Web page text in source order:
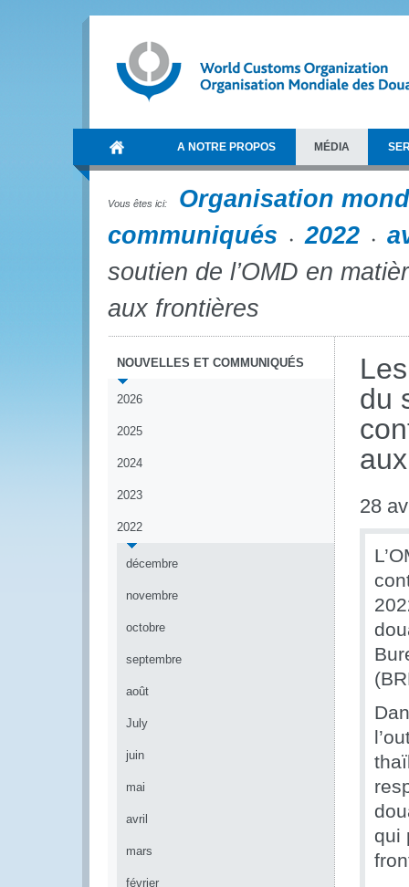
A NOTRE PROPOS MÉDIA
Vous êtes ici:
Organisation
communiqués
2022
soutien de l’OMD en
aux frontières
NOUVELLES ET COMMUNIQUÉS
2026
2025
2024
2023
2022
décembre
novembre
octobre
septembre
août
July
juin
mai
avril
mars
février
du
28
qui